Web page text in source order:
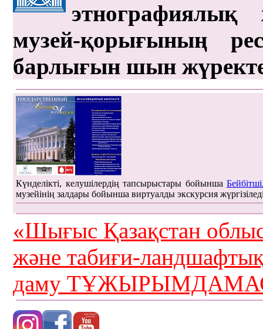
этнографиялық
музей-қорығының
барлығын шын
Күнделікті, келушілердің тапсырыстары бойынша
музейінің залдары бойынша виртуалды экскурсия
«Шығыс Қазақстан
және табиғи-
даму